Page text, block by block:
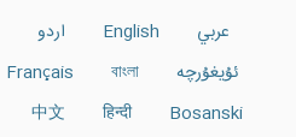
عربي English اردو
ئۇيغۇرچە
বাংলা
Français
Bosanski
हिन्दी
中文